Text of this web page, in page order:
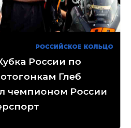
РОССИЙСКОЕ КОЛЬЦО
России по
Глеб
чемпионом России